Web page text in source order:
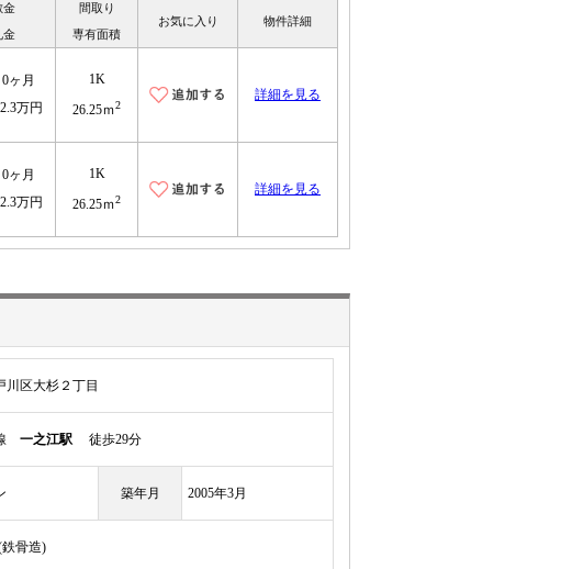
金
金
間取り
専有面積
お気に入り 物件詳細
0ヶ月
万円
1K
26.25ｍ2
詳細を見る
0ヶ月
万円
1K
26.25ｍ2
詳細を見る
川区大杉２丁目
一之江駅 徒歩29分
築年月 2005年3月
鉄骨造)